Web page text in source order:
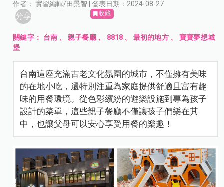
作者： 實習編輯/田景智 | 發表日期：2024-08-27
分享 收藏
關鍵字： 台南 、 親子餐廳、 8818、 最初的地方、 寶寶夢想城
堡
台南這座充滿古老文化氛圍的城市，不僅擁有美味
的在地小吃，還特別注重為家庭提供舒適且富有趣
味的用餐環境。從色彩繽紛的遊樂設施到專為孩子
設計的菜單，這些親子餐廳不僅讓孩子們樂在其
中，也讓父母可以安心享受用餐的樂趣！